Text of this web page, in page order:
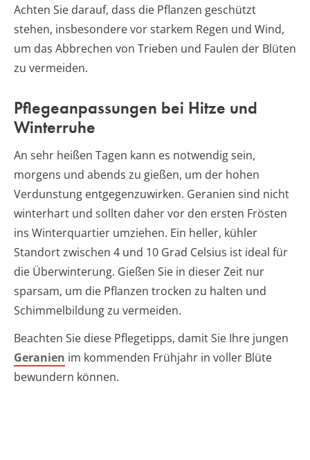
Achten Sie darauf, dass die Pflanzen geschützt
stehen, insbesondere vor starkem Regen und Wind,
um das Abbrechen von Trieben und Faulen der Blüten
zu vermeiden.
Pflegeanpassungen bei Hitze und
Winterruhe
An sehr heißen Tagen kann es notwendig sein,
morgens und abends zu gießen, um der hohen
Verdunstung entgegenzuwirken. Geranien sind nicht
winterhart und sollten daher vor den ersten Frösten
ins Winterquartier umziehen. Ein heller, kühler
Standort zwischen 4 und 10 Grad Celsius ist ideal für
die Überwinterung. Gießen Sie in dieser Zeit nur
sparsam, um die Pflanzen trocken zu halten und
Schimmelbildung zu vermeiden.
Beachten Sie diese Pflegetipps, damit Sie Ihre jungen
Geranien im kommenden Frühjahr in voller Blüte
bewundern können.